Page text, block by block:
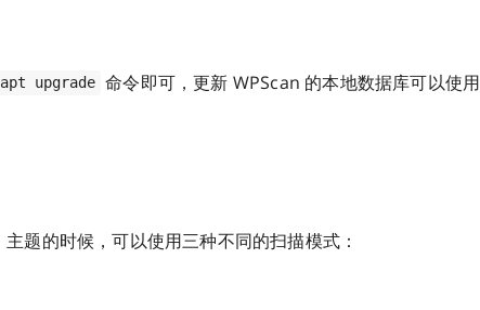
upgrade 命令即可，更新 WPScan 的本地数据库可以使用
题的时候，可以使用三种不同的扫描模式：